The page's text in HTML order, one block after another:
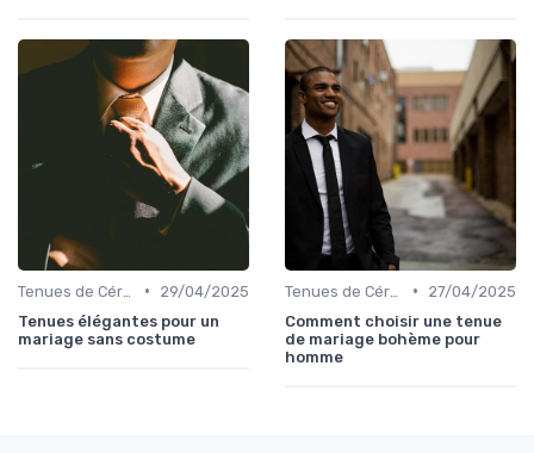
•
29/04/2025
Tenues élégantes pour un
mariage sans costume
•
27/04/2025
Comment choisir une tenue
de mariage bohème pour
homme